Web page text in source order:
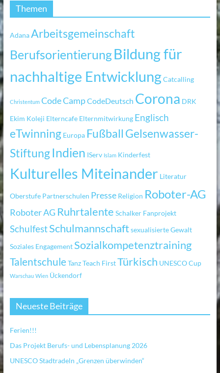
Themen
AdanaArbeitsgemeinschaft
BerufsorientierungBildung für
nachhaltige EntwicklungCatcalling
Christentum Code CampCodeDeutsch Corona DRK
Ekim Koleji Elterncafe Elternmitwirkung Englisch
eTwinning Europa Fußball Gelsenwasser-
StiftungIndien IServ Islam Kinderfest
Kulturelles Miteinander Literatur
Oberstufe Partnerschulen Presse Religion Roboter-AG
Roboter AG Ruhrtalente Schalker Fanprojekt
SchulfestSchulmannschaftsexualisierte Gewalt
Soziales Engagement Sozialkompetenztraining
TalentschuleTanzTeach FirstTürkisch UNESCO Cup
Warschau Wien Ückendorf
Neueste Beiträge
Ferien!!!
Das Projekt Berufs- und Lebensplanung 2026
UNESCO Stadtradeln „Grenzen überwinden“